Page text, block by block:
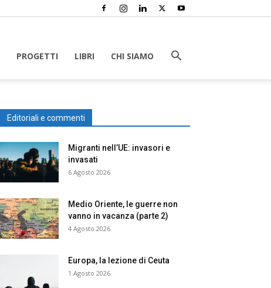
PROGETTI LIBRI CHI SIAMO
Editoriali e commenti
Migranti nell’UE: invasori e
invasati
6 Agosto 2026
Medio Oriente, le guerre non
vanno in vacanza (parte 2)
4 Agosto 2026
Europa, la lezione di Ceuta
1 Agosto 2026